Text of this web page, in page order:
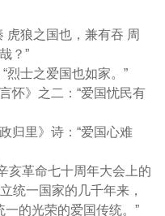
虎狼之国也，兼有吞 周
？”
烈士之爱国也如家。”
怀》之二：“爱国忧民有
归里》诗：“爱国心难
亥革命七十周年大会上的
统一国家的几千年来，
的光荣的爱国传统。”